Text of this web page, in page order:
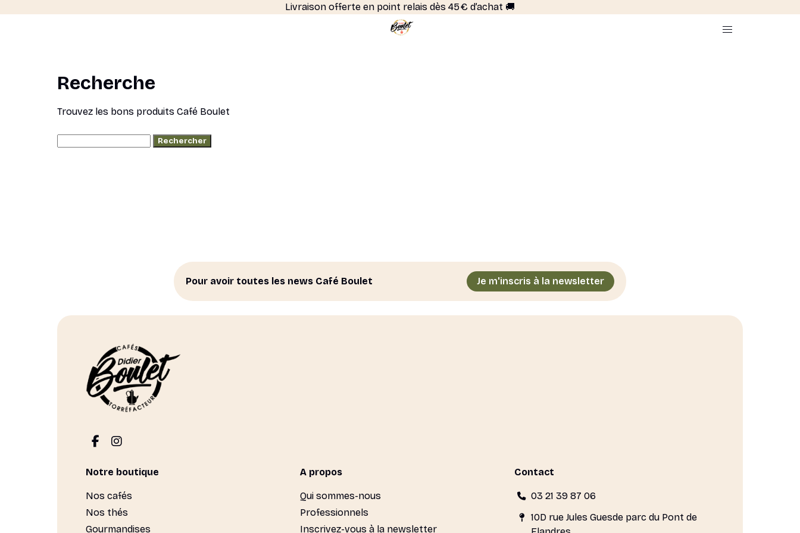
Livraison offerte en point relais dès 45 € d’achat 🚚
Recherche
Trouvez les bons produits Café Boulet
Pour avoir toutes les news Café Boulet Je m'inscris à la newsletter
Notre boutique
Nos cafés
Nos thés
Gourmandises
A propos
Qui sommes-nous
Professionnels
Inscrivez-vous à la newsletter
Contact
03 21 39 87 06
10D rue Jules Guesde parc du Pont de